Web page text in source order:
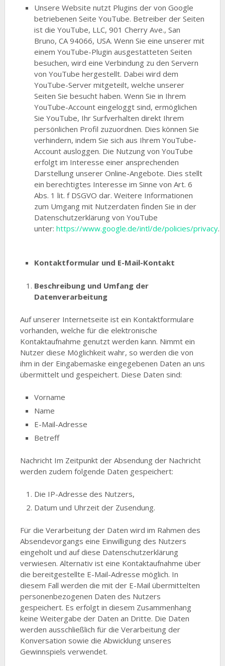
Unsere Website nutzt Plugins der von Google
betriebenen Seite YouTube. Betreiber der Seiten
ist die YouTube, LLC, 901 Cherry Ave., San
Bruno, CA 94066, USA. Wenn Sie eine unserer mit
einem YouTube-Plugin ausgestatteten Seiten
besuchen, wird eine Verbindung zu den Servern
von YouTube hergestellt. Dabei wird dem
YouTube-Server mitgeteilt, welche unserer
Seiten Sie besucht haben. Wenn Sie in Ihrem
YouTube-Account eingeloggt sind, ermöglichen
Sie YouTube, Ihr Surfverhalten direkt Ihrem
persönlichen Profil zuzuordnen. Dies können Sie
verhindern, indem Sie sich aus Ihrem YouTube-
Account ausloggen. Die Nutzung von YouTube
erfolgt im Interesse einer ansprechenden
Darstellung unserer Online-Angebote. Dies stellt
ein berechtigtes Interesse im Sinne von Art. 6
Abs. 1 lit. f DSGVO dar. Weitere Informationen
zum Umgang mit Nutzerdaten finden Sie in der
Datenschutzerklärung von YouTube
unter:https://www.google.de/intl/de/policies/privacy.
Kontaktformular und E-Mail-Kontakt
Beschreibung und Umfang der
Datenverarbeitung
Auf unserer Internetseite ist ein Kontaktformulare
vorhanden, welche für die elektronische
Kontaktaufnahme genutzt werden kann. Nimmt ein
Nutzer diese Möglichkeit wahr, so werden die von
ihm in der Eingabemaske eingegebenen Daten an uns
übermittelt und gespeichert. Diese Daten sind:
Vorname
Name
E-Mail-Adresse
Betreff
Nachricht Im Zeitpunkt der Absendung der Nachricht
werden zudem folgende Daten gespeichert:
Die IP-Adresse des Nutzers,
Datum und Uhrzeit der Zusendung.
Für die Verarbeitung der Daten wird im Rahmen des
Absendevorgangs eine Einwilligung des Nutzers
eingeholt und auf diese Datenschutzerklärung
verwiesen. Alternativ ist eine Kontaktaufnahme über
die bereitgestellte E-Mail-Adresse möglich. In
diesem Fall werden die mit der E-Mail übermittelten
personenbezogenen Daten des Nutzers
gespeichert. Es erfolgt in diesem Zusammenhang
keine Weitergabe der Daten an Dritte. Die Daten
werden ausschließlich für die Verarbeitung der
Konversation sowie die Abwicklung unseres
Gewinnspiels verwendet.